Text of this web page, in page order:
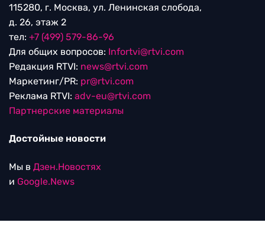
115280, г. Москва, ул. Ленинская слобода,
д. 26, этаж 2
тел: +7 (499) 579-86-96
Для общих вопросов: Infortvi@rtvi.com
Редакция RTVI: news@rtvi.com
Маркетинг/PR: pr@rtvi.com
Реклама RTVI: adv-eu@rtvi.com
Партнерские материалы
Достойные новости
Мы в Дзен.Новостях
и Google.News